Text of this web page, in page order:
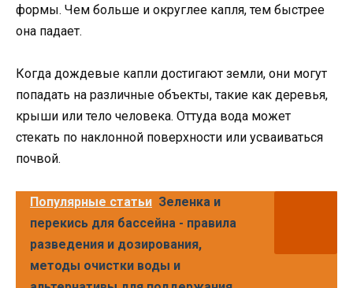
формы. Чем больше и округлее капля, тем быстрее
она падает.
Когда дождевые капли достигают земли, они могут
попадать на различные объекты, такие как деревья,
крыши или тело человека. Оттуда вода может
стекать по наклонной поверхности или усваиваться
почвой.
Популярные статьи Зеленка и
перекись для бассейна - правила
разведения и дозирования,
методы очистки воды и